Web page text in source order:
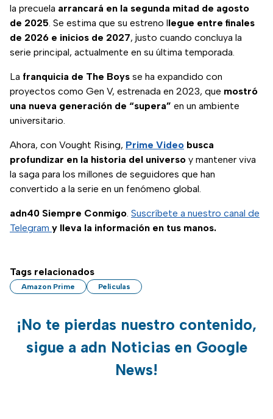
la precuela arrancará en la segunda mitad de agosto
de 2025. Se estima que su estreno llegue entre finales
de 2026 e inicios de 2027, justo cuando concluya la
serie principal, actualmente en su última temporada.
La franquicia de The Boys se ha expandido con
proyectos como Gen V, estrenada en 2023, que mostró
una nueva generación de “supera” en un ambiente
universitario.
Ahora, con Vought Rising, Prime Video busca
profundizar en la historia del universo y mantener viva
la saga para los millones de seguidores que han
convertido a la serie en un fenómeno global.
adn40 Siempre Conmigo. Suscríbete a nuestro canal de
Telegram y lleva la información en tus manos.
Tags relacionados
Amazon Prime Películas
¡No te pierdas nuestro contenido,
sigue a adn Noticias en Google
News!